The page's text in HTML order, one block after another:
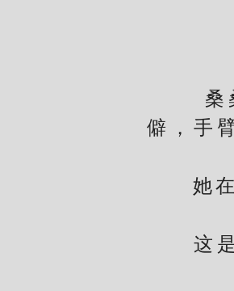
桑桑
僻，手
她在
这是